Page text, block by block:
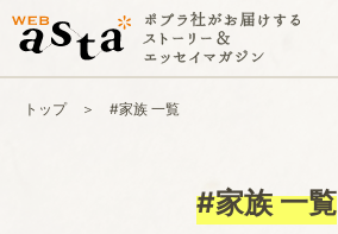
トップ #家族 一覧
#家族 一覧